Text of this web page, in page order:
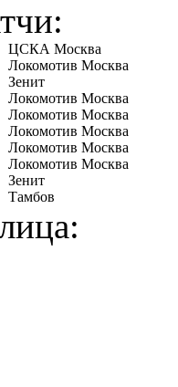
ЦСКА Москва
Локомотив Москва
Зенит
Локомотив Москва
Локомотив Москва
Локомотив Москва
Локомотив Москва
Локомотив Москва
Зенит
Тамбов